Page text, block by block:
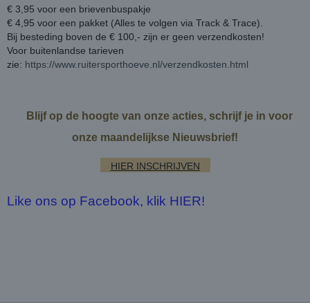
€ 3,95 voor een brievenbuspakje
€ 4,95 voor een pakket (Alles te volgen via Track & Trace).
Bij besteding boven de € 100,- zijn er geen verzendkosten!
Voor buitenlandse tarieven
zie: https://www.ruitersporthoeve.nl/verzendkosten.html
Blijf op de hoogte van onze acties, schrijf je in voor
onze maandelijkse Nieuwsbrief!
HIER INSCHRIJVEN
Like ons op Facebook, klik HIER!